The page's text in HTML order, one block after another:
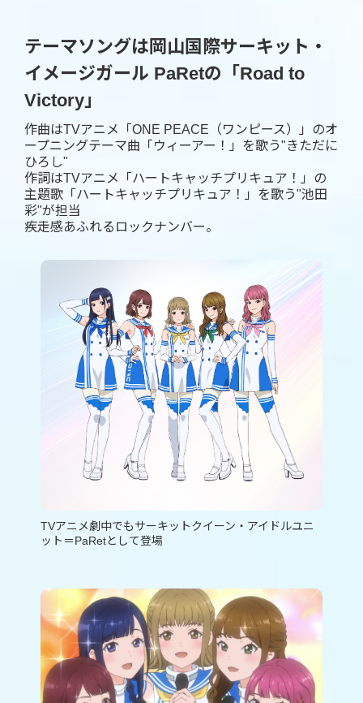
テーマソングは岡山国際サーキット・
イメージガール PaRetの「Road to
Victory」
作曲はTVアニメ「ONE PEACE（ワンピース）」のオ
ープニングテーマ曲「ウィーアー！」を歌う"きただに
ひろし"
作詞はTVアニメ「ハートキャッチプリキュア！」の
主題歌「ハートキャッチプリキュア！」を歌う"池田
彩"が担当
疾走感あふれるロックナンバー。
TVアニメ劇中でもサーキットクイーン・アイドルユニ
ット＝PaRetとして登場